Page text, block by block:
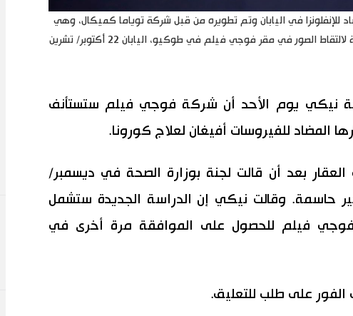
للإنفلونزا في اليابان وتم تطويره من قبل شركة توياما كميكال، وهي
شركة تابعة لشركة فوجي فيلم، خلال فرصة لالتقاط الصور في مقر فوجي فيلم في طوكيو، اليابان 22 أكتوبر/ تشرين
نيكي يوم الأحد أن شركة فوجي فيلم ستستأنف
المضاد للفيروسات أفيغان لعلاج كورونا.
بعد أن قالت لجنة بوزارة الصحة في ديسمبر/
غير حاسمة. وقالت نيكي إن الدراسة الجديدة ستشمل
فوجي فيلم للحصول على الموافقة مرة أخرى في
على طلب للتعليق.